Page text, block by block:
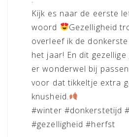
Kijk es naar de eerste
woord
Gezelligheid
overleef ik de
het jaar! En dit
er wonderwel bij
voor dat tikkeltje extra
knusheid.
#winter #donkerstetijd
#gezelligheid #herfst